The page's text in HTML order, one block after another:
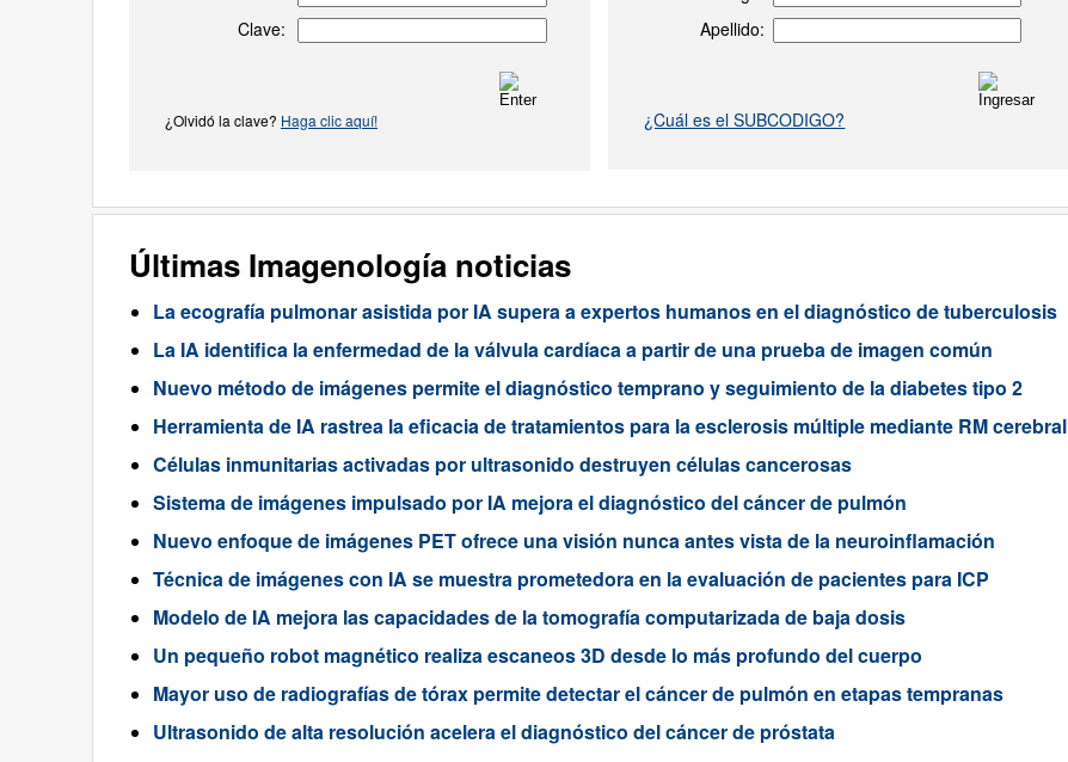
Clave:
¿Olvidó la clave? Haga clic aquí!
Apellido:
¿Cuál es el SUBCODIGO?
Últimas Imagenología noticias
La ecografía pulmonar asistida por IA supera a expertos humanos en el diagnóstico de tuberculosis
La IA identifica la enfermedad de la válvula cardíaca a partir de una prueba de imagen común
Nuevo método de imágenes permite el diagnóstico temprano y seguimiento de la diabetes tipo 2
Herramienta de IA rastrea la eficacia de tratamientos para la esclerosis múltiple mediante RM cerebral
Células inmunitarias activadas por ultrasonido destruyen células cancerosas
Sistema de imágenes impulsado por IA mejora el diagnóstico del cáncer de pulmón
Nuevo enfoque de imágenes PET ofrece una visión nunca antes vista de la neuroinflamación
Técnica de imágenes con IA se muestra prometedora en la evaluación de pacientes para ICP
Modelo de IA mejora las capacidades de la tomografía computarizada de baja dosis
Un pequeño robot magnético realiza escaneos 3D desde lo más profundo del cuerpo
Mayor uso de radiografías de tórax permite detectar el cáncer de pulmón en etapas tempranas
Ultrasonido de alta resolución acelera el diagnóstico del cáncer de próstata